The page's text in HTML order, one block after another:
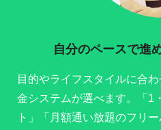
自分のペースで進
目的やライフスタイルに合
金システムが選べます。「1
ト」「月額通い放題のフリ